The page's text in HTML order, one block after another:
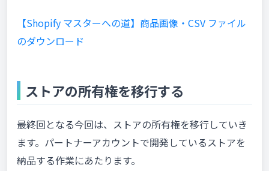
【Shopify マスターへの道】商品画像・CSV ファイル
のダウンロード
ストアの所有権を移行する
最終回となる今回は、ストアの所有権を移行していき
ます。パートナーアカウントで開発しているストアを
納品する作業にあたります。